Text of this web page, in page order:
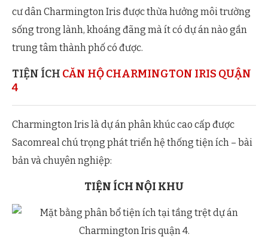
cư dân Charmington Iris được thừa hưởng môi trường
sống trong lành, khoáng đãng mà ít có dự án nào gần
trung tâm thành phố có được.
TIỆN ÍCH CĂN HỘ CHARMINGTON IRIS QUẬN
4
Charmington Iris là dự án phân khúc cao cấp được
Sacomreal chú trọng phát triển hệ thống tiện ích – bài
bản và chuyên nghiệp:
TIỆN ÍCH NỘI KHU